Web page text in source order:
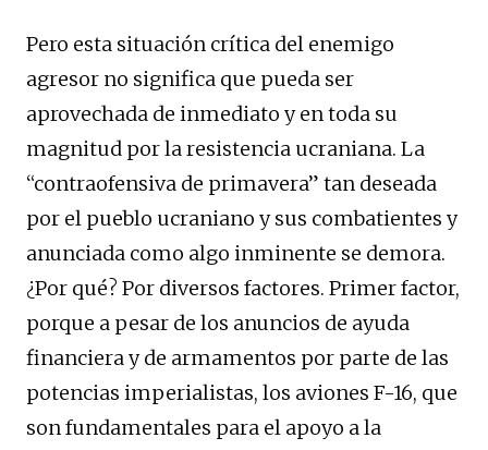
Pero esta situación crítica del enemigo
agresor no significa que pueda ser
aprovechada de inmediato y en toda su
magnitud por la resistencia ucraniana. La
“contraofensiva de primavera” tan deseada
por el pueblo ucraniano y sus combatientes y
anunciada como algo inminente se demora.
¿Por qué? Por diversos factores. Primer factor,
porque a pesar de los anuncios de ayuda
financiera y de armamentos por parte de las
potencias imperialistas, los aviones F-16, que
son fundamentales para el apoyo a la